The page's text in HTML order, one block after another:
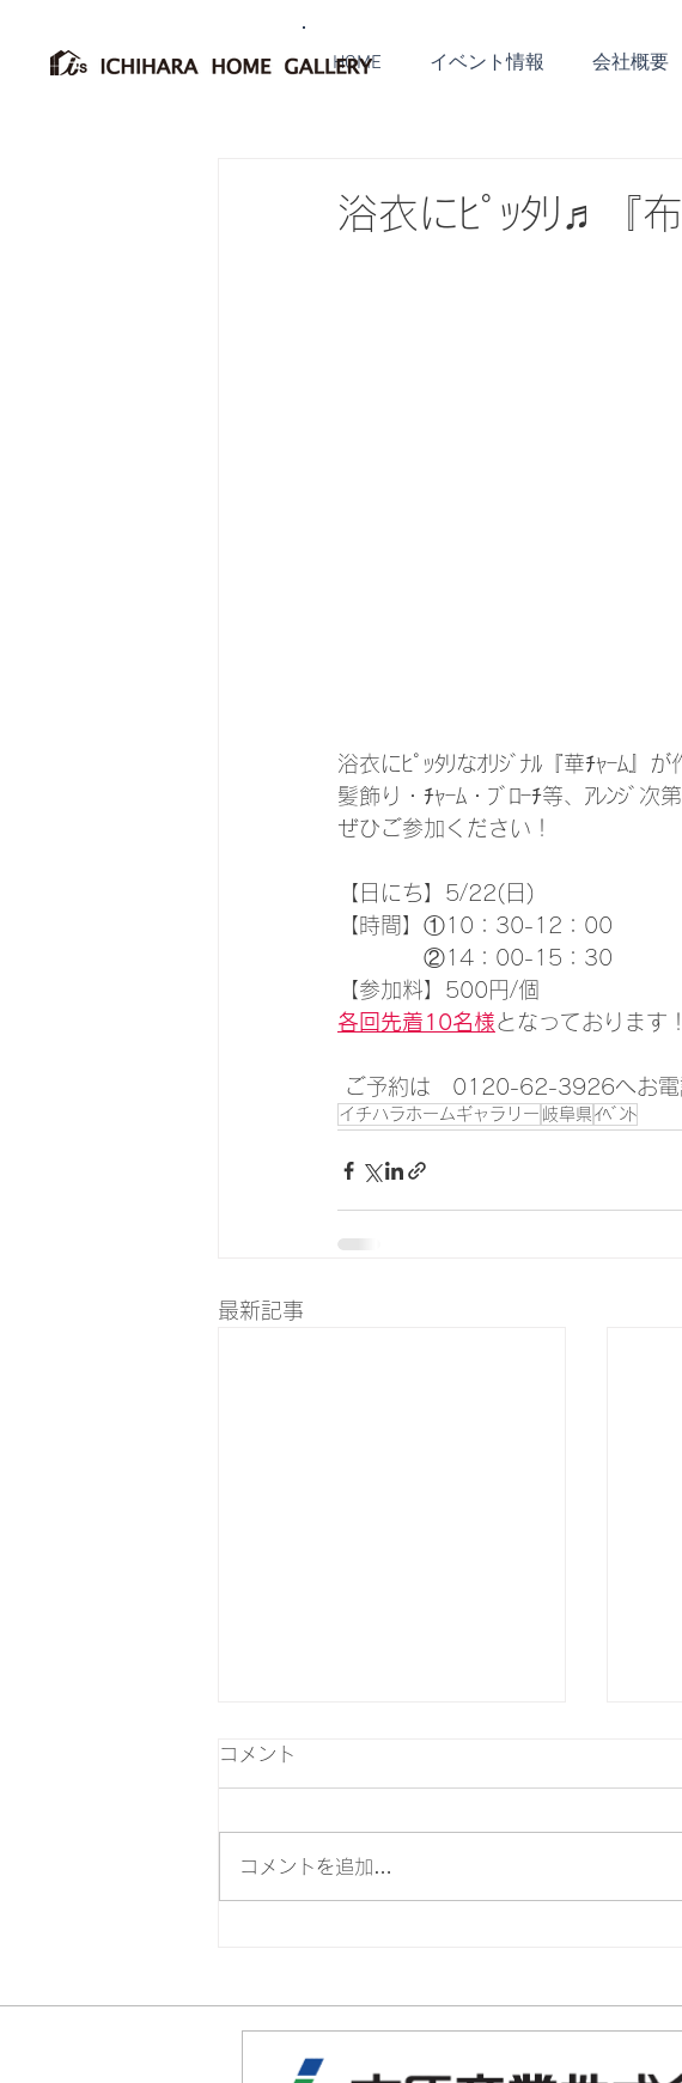
HOME イベント情報 会社概要
浴衣にﾋﾟｯﾀﾘ♬『布
浴衣にﾋﾟｯﾀﾘなｵﾘｼﾞﾅﾙ『華ﾁｬｰﾑ』が
髪飾り・ﾁｬｰﾑ・ﾌﾞﾛｰﾁ等、ｱﾚﾝｼﾞ次
ぜひご参加ください！
【日にち】5/22(日)
【時間】①10：30-12：
②14：00-15：30
【参加料】500円/個
各回先着10名様となっております！
ご予約は　0120-62-3926へお電
イチハラホームギャラリー 岐阜県 ｲﾍﾞﾝﾄ
最新記事
コメント
コメントを追加…